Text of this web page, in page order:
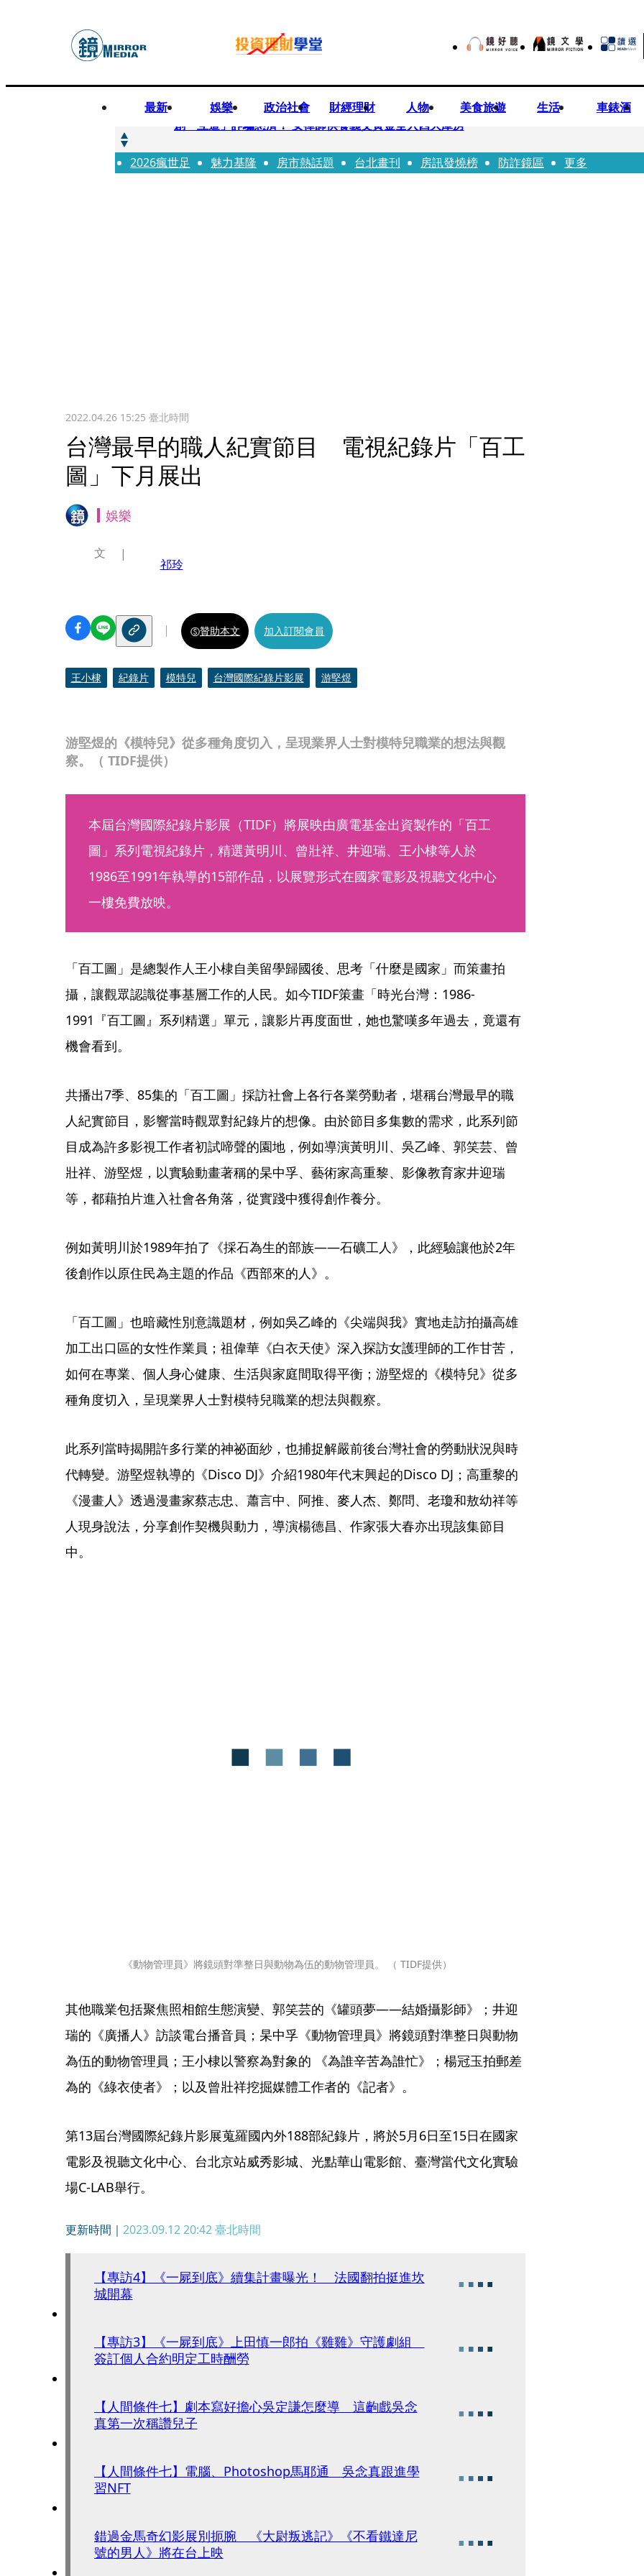
最新 娛樂 政治社會 財經理財 人物 美食旅遊 生活 車錶酒
快訊
創「互道」詐騙慈濟！ 女律師供養義父黃金全入四大庫房
快訊
前時力黨魁表態「反對刪公視預算」 盼在野三思：改凍結處理受質疑項目
2026瘋世足 魅力基隆 房市熱話題 台北畫刊 房訊發燒榜 防詐鏡區 更多
2022.04.26 15:25 臺北時間
台灣最早的職人紀實節目 電視紀錄片「百工
圖」下月展出
娛樂
游堅煜的《模特兒》從多種角度切入，呈現業界人士對模特兒職業的想法與觀
察。（ TIDF提供）
文
祁玲
贊助本文 加入訂閱會員
王小棣 紀錄片 模特兒 台灣國際紀錄片影展 游堅煜
本屆台灣國際紀錄片影展（TIDF）將展映由廣電基金出資製作的「百工
圖」系列電視紀錄片，精選黃明川、曾壯祥、井迎瑞、王小棣等人於
1986至1991年執導的15部作品，以展覽形式在國家電影及視聽文化中心
一樓免費放映。
「百工圖」是總製作人王小棣自美留學歸國後、思考「什麼是國家」而策畫拍
攝，讓觀眾認識從事基層工作的人民。如今TIDF策畫「時光台灣：1986-
1991『百工圖』系列精選」單元，讓影片再度面世，她也驚嘆多年過去，竟還有
機會看到。
共播出7季、85集的「百工圖」採訪社會上各行各業勞動者，堪稱台灣最早的職
人紀實節目，影響當時觀眾對紀錄片的想像。由於節目多集數的需求，此系列節
目成為許多影視工作者初試啼聲的園地，例如導演黃明川、吳乙峰、郭笑芸、曾
壯祥、游堅煜，以實驗動畫著稱的杲中孚、藝術家高重黎、影像教育家井迎瑞
等，都藉拍片進入社會各角落，從實踐中獲得創作養分。
例如黃明川於1989年拍了《採石為生的部族——石礦工人》，此經驗讓他於2年
後創作以原住民為主題的作品《西部來的人》。
「百工圖」也暗藏性別意識題材，例如吳乙峰的《尖端與我》實地走訪拍攝高雄
加工出口區的女性作業員；祖偉華《白衣天使》深入探訪女護理師的工作甘苦，
如何在專業、個人身心健康、生活與家庭間取得平衡；游堅煜的《模特兒》從多
種角度切入，呈現業界人士對模特兒職業的想法與觀察。
此系列當時揭開許多行業的神祕面紗，也捕捉解嚴前後台灣社會的勞動狀況與時
代轉變。游堅煜執導的《Disco DJ》介紹1980年代末興起的Disco DJ；高重黎的
《漫畫人》透過漫畫家蔡志忠、蕭言中、阿推、麥人杰、鄭問、老瓊和敖幼祥等
人現身說法，分享創作契機與動力，導演楊德昌、作家張大春亦出現該集節目
中。
《動物管理員》將鏡頭對準整日與動物為伍的動物管理員。 （ TIDF提供）
其他職業包括聚焦照相館生態演變、郭笑芸的《罐頭夢——結婚攝影師》；井迎
瑞的《廣播人》訪談電台播音員；杲中孚《動物管理員》將鏡頭對準整日與動物
為伍的動物管理員；王小棣以警察為對象的 《為誰辛苦為誰忙》；楊冠玉拍郵差
為的《綠衣使者》；以及曾壯祥挖掘媒體工作者的《記者》。
第13屆台灣國際紀錄片影展蒐羅國內外188部紀錄片，將於5月6日至15日在國家
電影及視聽文化中心、台北京站威秀影城、光點華山電影館、臺灣當代文化實驗
場C-LAB舉行。
更新時間｜ 2023.09.12 20:42臺北時間
【專訪4】《一屍到底》續集計畫曝光！ 法國翻拍挺進坎
城開幕
【專訪3】《一屍到底》上田慎一郎拍《雞雞》守護劇組
簽訂個人合約明定工時酬勞
【人間條件七】劇本寫好擔心吳定謙怎麼導 這齣戲吳念
真第一次稱讚兒子
【人間條件七】電腦、Photoshop馬耶通 吳念真跟進學
習NFT
錯過金馬奇幻影展別扼腕 《大尉叛逃記》《不看鐵達尼
號的男人》將在台上映